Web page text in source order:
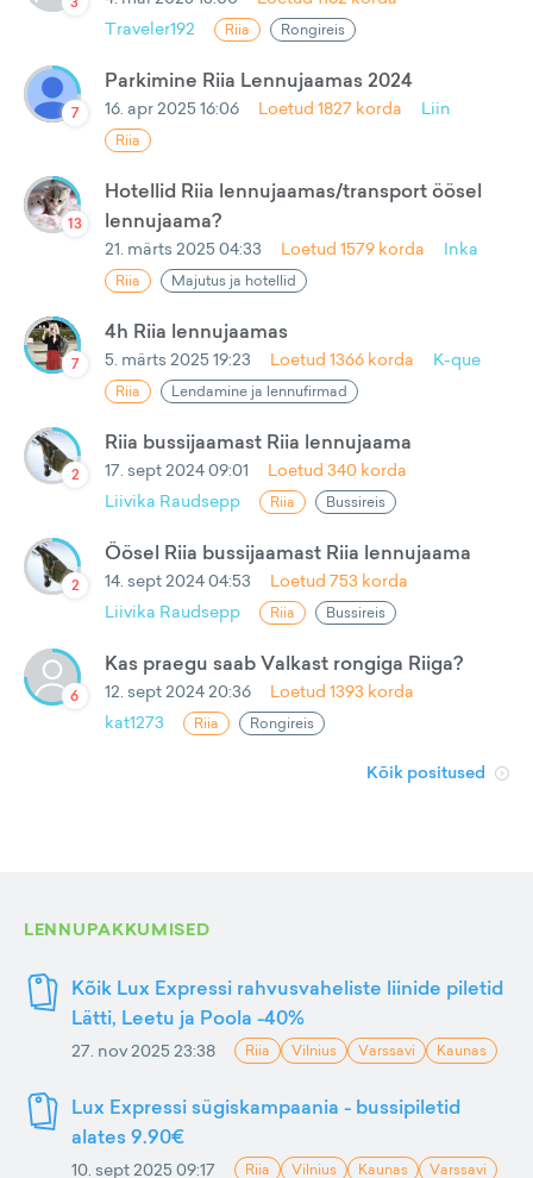
Traveler192
Riia Rongireis
7
Parkimine Riia Lennujaamas 2024
16. apr 2025 16:06 Loetud 1827 korda Liin
Riia
13
Hotellid Riia lennujaamas/transport öösel
lennujaama?
21. märts 2025 04:33 Loetud 1579 korda Inka
Riia Majutus ja hotellid
7
4h Riia lennujaamas
5. märts 2025 19:23 Loetud 1366 korda K-que
Riia Lendamine ja lennufirmad
2
Riia bussijaamast Riia lennujaama
17. sept 2024 09:01 Loetud 340 korda
Liivika Raudsepp
Riia Bussireis
2
Öösel Riia bussijaamast Riia lennujaama
14. sept 2024 04:53 Loetud 753 korda
Liivika Raudsepp
Riia Bussireis
6
Kas praegu saab Valkast rongiga Riiga?
12. sept 2024 20:36 Loetud 1393 korda
kat1273
Riia Rongireis
Kõik positused
LENNUPAKKUMISED
Kõik Lux Expressi rahvusvaheliste liinide piletid
Lätti, Leetu ja Poola -40%
27. nov 2025 23:38 Riia Vilnius Varssavi Kaunas
Lux Expressi sügiskampaania - bussipiletid
alates 9.90€
10. sept 2025 09:17 Riia Vilnius Kaunas Varssavi